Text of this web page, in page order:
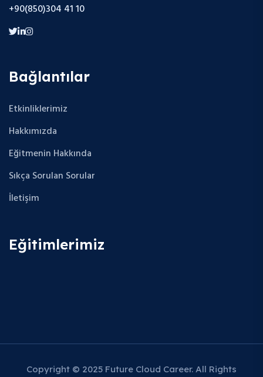
+90(850)304 41 10
Bağlantılar
Etkinliklerimiz
Hakkımızda
Eğitmenin Hakkında
Sıkça Sorulan Sorular
İletişim
Eğitimlerimiz
Copyright © 2025 Future Cloud Career. All Rights